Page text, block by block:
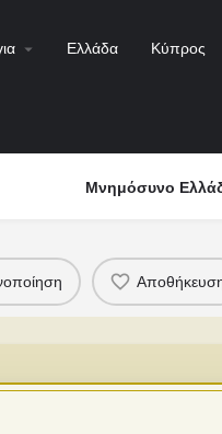
Ελλάδα Κύπρος
Μνημόσυνο